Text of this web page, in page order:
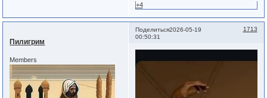
+4
Поделиться 1713
2026-05-19
00:50:31
Пилигрим
Members